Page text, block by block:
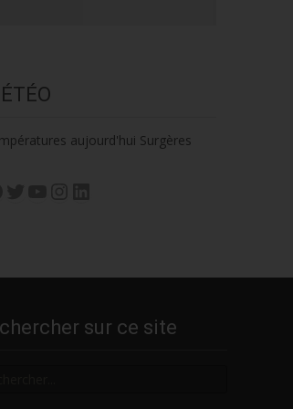
aujourd'hui Surgères
sur ce site